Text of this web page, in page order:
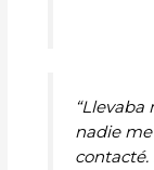
“Llevaba
nadie
contacté.